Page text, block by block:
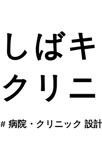
しば
クリ
# 病院・クリニック 設